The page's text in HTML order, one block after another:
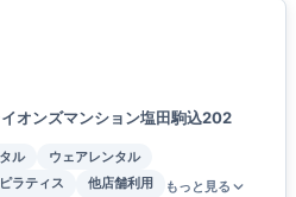
オンズマンション塩田駒込202
ル
ウェアレンタル
ラティス 他店舗利用 もっと見る